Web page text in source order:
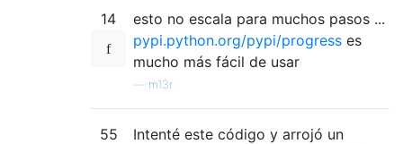
14
esto no escala para muchos pasos ...
pypi.python.org/pypi/progress es
mucho más fácil de usar
m13r
55 Intenté este código y arrojó un